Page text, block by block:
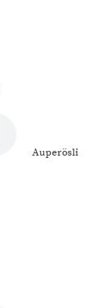
Auperösli